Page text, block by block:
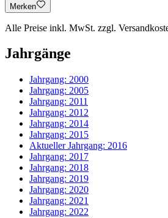
Merken
Alle Preise inkl. MwSt. zzgl.
Jahrgänge
Jahrgang: 2000
Jahrgang: 2005
Jahrgang: 2011
Jahrgang: 2012
Jahrgang: 2014
Jahrgang: 2015
Aktueller Jahrgang: 2016
Jahrgang: 2017
Jahrgang: 2018
Jahrgang: 2019
Jahrgang: 2020
Jahrgang: 2021
Jahrgang: 2022